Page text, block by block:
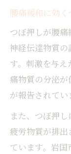
腰痛緩和に効
つぼ押しが腰痛
神経伝達物質
す。刺激を与
痛物質の分泌
が報告されてい
また、つぼ押
疲労物質が排
ています。岩